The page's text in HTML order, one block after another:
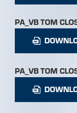
PA_VB TOM
PA_VB TOM